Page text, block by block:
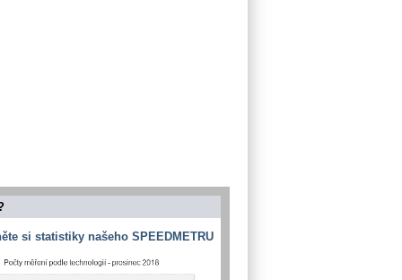
si statistiky našeho SPEEDMETRU